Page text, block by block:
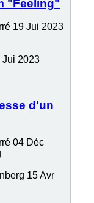
"Feeling"
19 Jui 2023
Jui 2023
d'un
04 Déc
15 Avr